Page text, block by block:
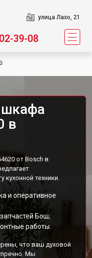
улица Лазо, 21
39-08
шкафа
в
от Bosch в
кухонной техники.
и оперативное
Бош;
работы.
что ваш духовой
Мы